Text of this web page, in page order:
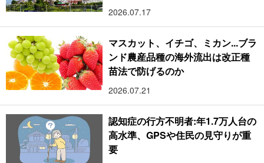
2026.07.17
マスカット、イチゴ、ミカン...ブラ
ンド農産品種の海外流出は改正種
苗法で防げるのか
2026.07.21
認知症の行方不明者:年1.7万人台の
高水準、GPSや住民の見守りが重
要